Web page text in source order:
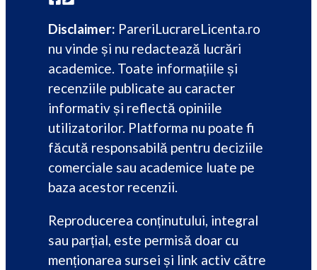
Disclaimer: PareriLucrareLicenta.ro
nu vinde și nu redactează lucrări
academice. Toate informațiile și
recenziile publicate au caracter
informativ și reflectă opiniile
utilizatorilor. Platforma nu poate fi
făcută responsabilă pentru deciziile
comerciale sau academice luate pe
baza acestor recenzii.
Reproducerea conținutului, integral
sau parțial, este permisă doar cu
menționarea sursei și link activ către